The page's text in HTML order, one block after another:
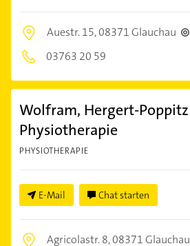
Auestr. 15,08371 Glauchau
03763 20 59
Wolfram, Hergert-Poppitz
Physiotherapie
PHYSIOTHERAPIE
E-Mail Chat starten
Agricolastr. 8,08371 Glauchau